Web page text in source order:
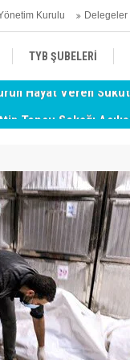
Kurulu Delegeler
TYB ŞUBELERİ
Topçu Sokağı Açılışı